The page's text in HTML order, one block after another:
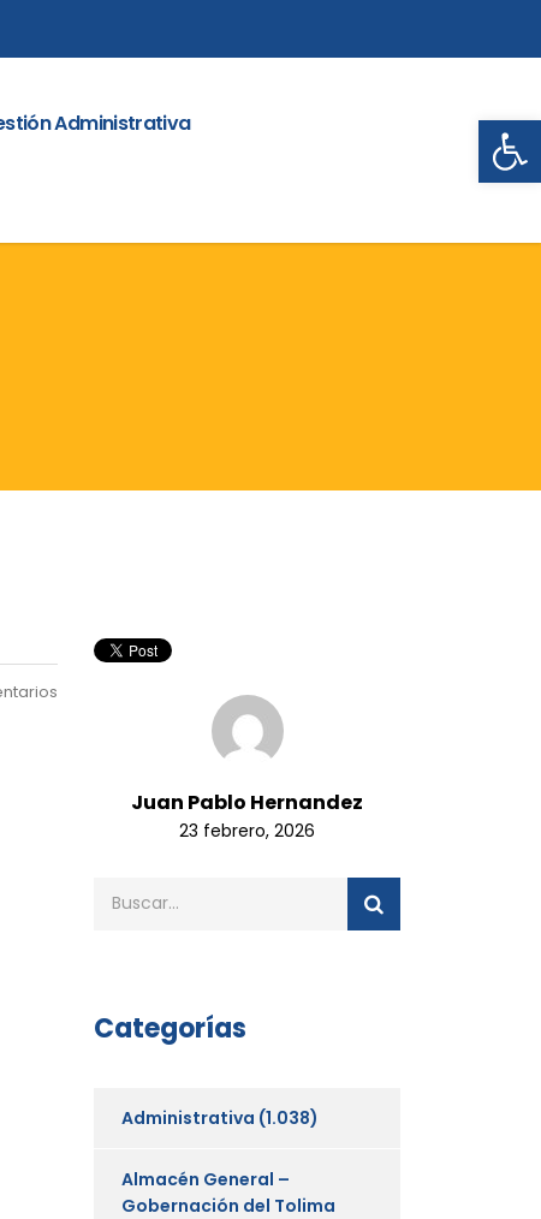
Administrativa
Juan Pablo Hernandez
23 febrero, 2026
Categorías
Administrativa (1.038)
Almacén General –
Gobernación del Tolima